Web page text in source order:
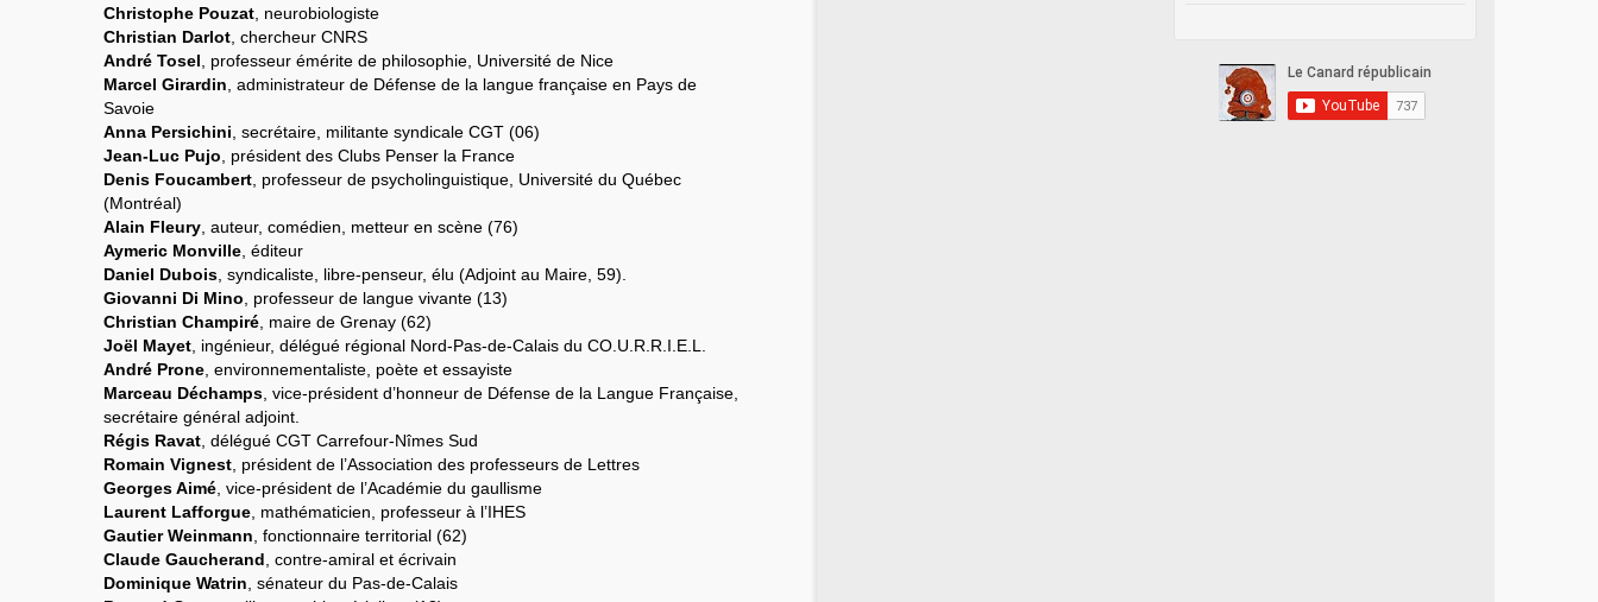
Christophe Pouzat , neurobiologiste
Christian Darlot , chercheur CNRS
André Tosel , professeur émérite de philosophie, Université de Nice
Marcel Girardin , administrateur de Défense de la langue française en Pays de
Savoie
Anna Persichini , secrétaire, militante syndicale CGT (06)
Jean-Luc Pujo , président des Clubs Penser la France
Denis Foucambert , professeur de psycholinguistique, Université du Québec
(Montréal)
Alain Fleury , auteur, comédien, metteur en scène (76)
Aymeric Monville , éditeur
Daniel Dubois , syndicaliste, libre-penseur, élu (Adjoint au Maire, 59).
Giovanni Di Mino , professeur de langue vivante (13)
Christian Champiré , maire de Grenay (62)
Joël Mayet , ingénieur, délégué régional Nord-Pas-de-Calais du CO.U.R.R.I.E.L.
André Prone , environnementaliste, poète et essayiste
Marceau Déchamps , vice-président d’honneur de Défense de la Langue Française,
secrétaire général adjoint.
Régis Ravat , délégué CGT Carrefour-Nîmes Sud
Romain Vignest , président de l’Association des professeurs de Lettres
Georges Aimé , vice-président de l’Académie du gaullisme
Laurent Lafforgue , mathématicien, professeur à l’IHES
Gautier Weinmann , fonctionnaire territorial (62)
Claude Gaucherand , contre-amiral et écrivain
Dominique Watrin , sénateur du Pas-de-Calais